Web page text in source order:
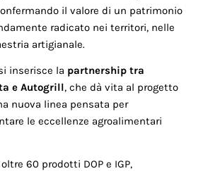
il valore di un patrimonio
radicato nei territori, nelle
artigianale.
inserisce la partnership tra
eAutogrill, che dà vita al progetto
nuova linea pensata per
le eccellenze agroalimentari
60 prodotti DOP e IGP,